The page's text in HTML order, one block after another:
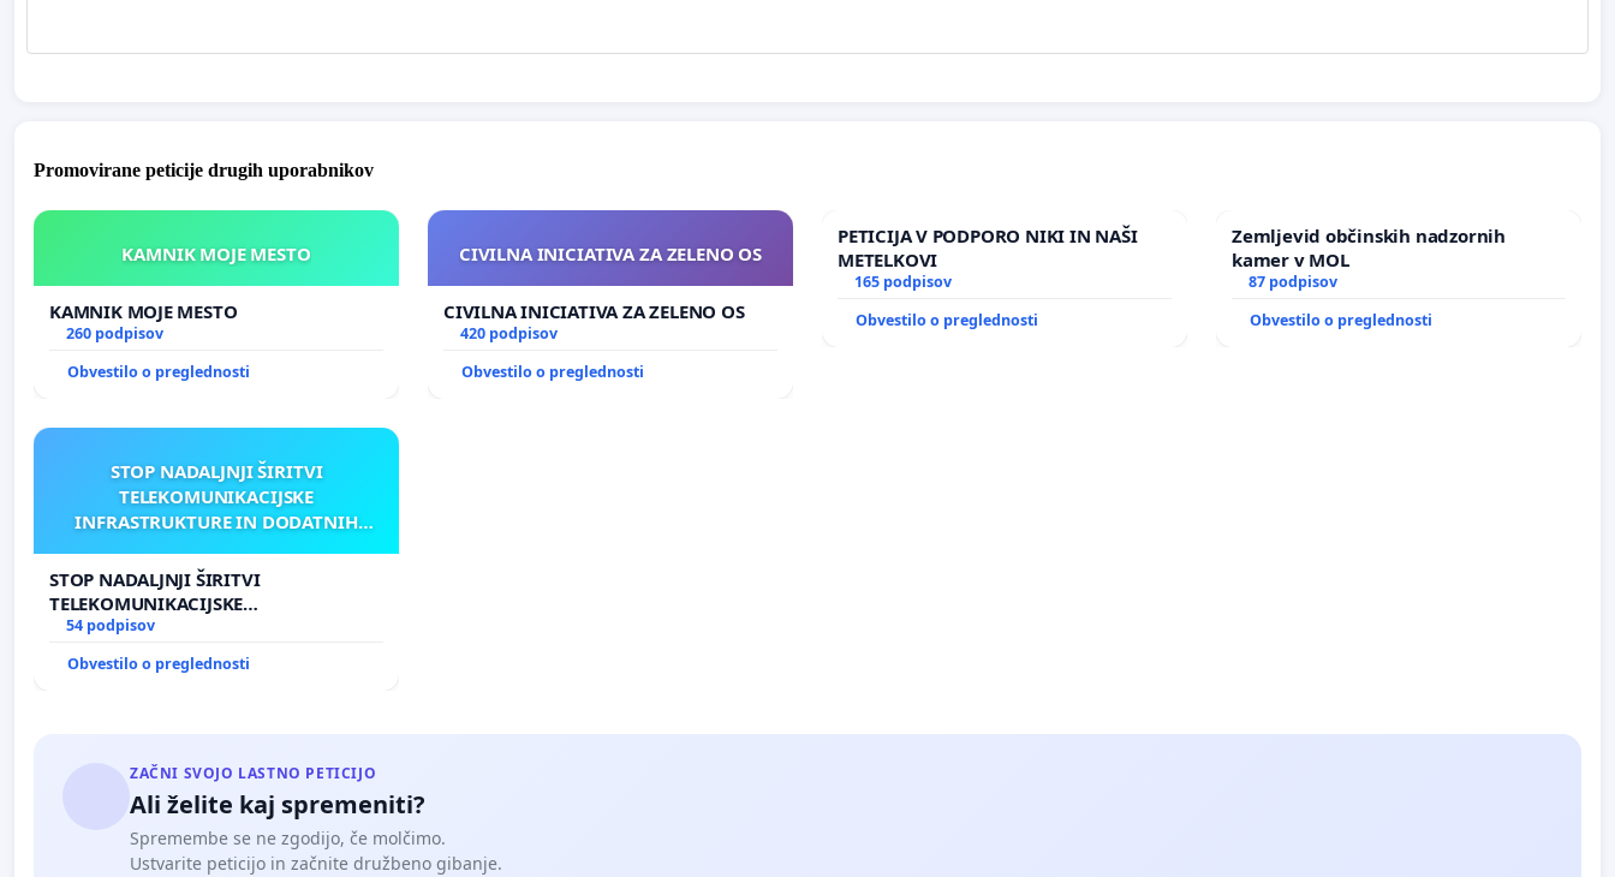
Promovirane peticije drugih uporabnikov
KAMNIK MOJE MESTO
KAMNIK MOJE MESTO
260 podpisov
Obvestilo o preglednosti
CIVILNA INICIATIVA ZA ZELENO OS
CIVILNA INICIATIVA ZA ZELENO OS
420 podpisov
Obvestilo o preglednosti
PETICIJA V PODPORO NIKI IN NAŠI
METELKOVI
165 podpisov
Obvestilo o preglednosti
Zemljevid občinskih nadzornih
kamer v MOL
87 podpisov
Obvestilo o preglednosti
STOP NADALJNJI ŠIRITVI
TELEKOMUNIKACIJSKE
INFRASTRUKTURE IN DODATNIH
STOP NADALJNJI ŠIRITVI
TELEKOMUNIKACIJSKE
INFRASTRUKTURE IN DODATNIH
ANTEN V GRADIŠČAKU
54 podpisov
Obvestilo o preglednosti
ZAČNI SVOJO LASTNO PETICIJO
Ali želite kaj spremeniti?
Spremembe se ne zgodijo, če molčimo.
Ustvarite peticijo in začnite družbeno gibanje.